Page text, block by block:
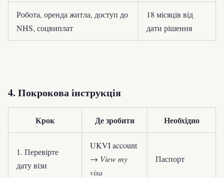
Робота, оренда житла, доступ до
NHS, соцвиплат
18 місяців від
дати рішення
4. Покрокова інструкція
Крок Де зробити Необхідно
1. Перевірте
дату візи
UKVI account
→ View my
visa
Паспорт